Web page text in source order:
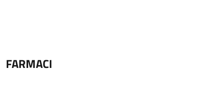
FARMACI